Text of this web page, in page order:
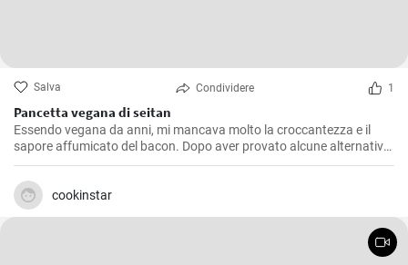
Salva Condividere 1
Pancetta vegana di seitan
Essendo vegana da anni, mi mancava molto la croccantezza e il
sapore affumicato del bacon. Dopo aver provato alcune alternative
a base vegetale che non mi soddisfacevano pienamente, ho deciso
di creare il mio bacon vegano. Dopo innumerevoli esperimenti e
modifiche, sono orgogliosa di condividere questa ricetta con tutti: il
bacon vegano è delizioso!
cookinstar